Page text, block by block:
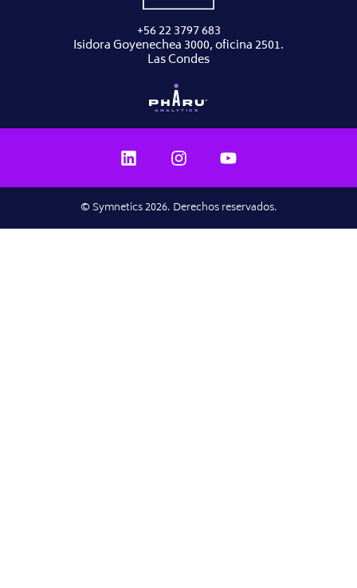
+56 22 3797 683
Isidora Goyenechea 3000, oficina 2501.
Las Condes
© Symnetics 2026. Derechos reservados.